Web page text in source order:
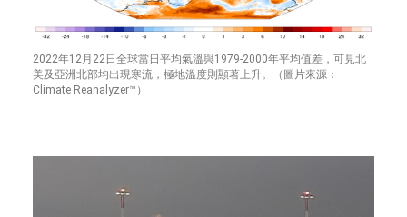
2022年12月22日全球當日平均氣溫與1979-2000年平均值差，可見北
美及亞洲北部均出現寒流，極地溫度則顯著上升。（圖片來源：
Climate Reanalyzer™）